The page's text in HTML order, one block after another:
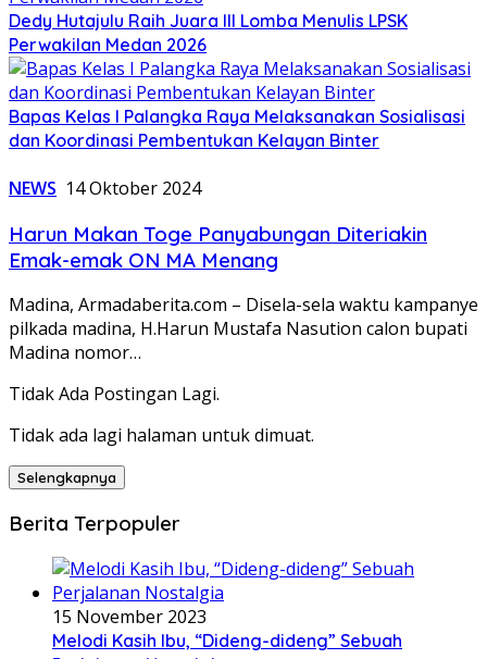
Dedy Hutajulu Raih Juara III Lomba Menulis LPSK
Perwakilan Medan 2026
Bapas Kelas I Palangka Raya Melaksanakan Sosialisasi
dan Koordinasi Pembentukan Kelayan Binter
NEWS 14 Oktober 2024
Harun Makan Toge Panyabungan Diteriakin
Emak-emak ON MA Menang
Madina, Armadaberita.com – Disela-sela waktu kampanye
pilkada madina, H.Harun Mustafa Nasution calon bupati
Madina nomor…
Tidak Ada Postingan Lagi.
Tidak ada lagi halaman untuk dimuat.
Selengkapnya
Berita Terpopuler
15 November 2023
Melodi Kasih Ibu, “Dideng-dideng” Sebuah